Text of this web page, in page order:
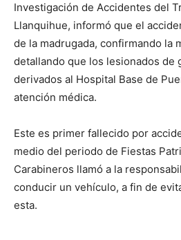
Investigación de Accidentes del
Llanquihue, informó que el
de la madrugada, confirmando la
detallando que los lesionados de
derivados al Hospital Base de
atención médica.
Este es primer fallecido por
medio del periodo de Fiestas
Carabineros llamó a la
conducir un vehículo, a fin de
esta.